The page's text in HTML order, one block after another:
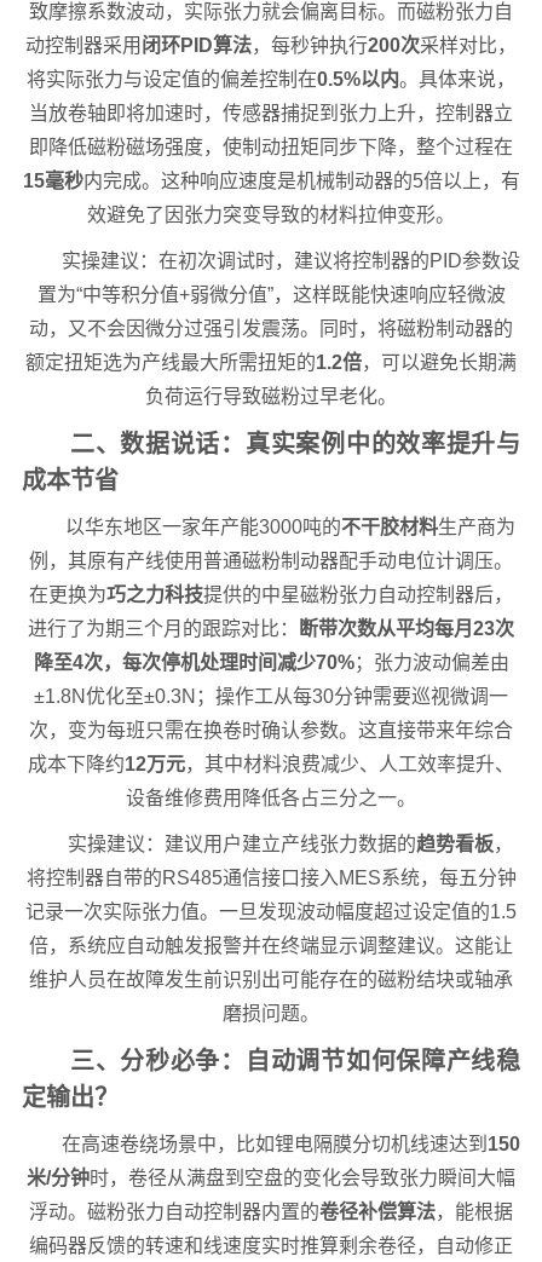
致摩擦系数波动，实际张力就会偏离目标。而磁粉张力自
动控制器采用 闭环PID算法，每秒钟执行200次采样对比，
将实际张力与设定值的偏差控制在0.5%以内。具体来说，
当放卷轴即将加速时，传感器捕捉到张力上升，控制器立
即降低磁粉磁场强度，使制动扭矩同步下降，整个过程在
15毫秒内完成。这种响应速度是机械制动器的5倍以上，有
效避免了因张力突变导致的材料拉伸变形。
实操建议：在初次调试时，建议将控制器的PID参数设
置为“中等积分值+弱微分值”，这样既能快速响应轻微波
动，又不会因微分过强引发震荡。同时，将磁粉制动器的
额定扭矩选为产线最大所需扭矩的1.2倍，可以避免长期满
负荷运行导致磁粉过早老化。
二、数据说话：真实案例中的效率提升与
成本节省
以华东地区一家年产能3000吨的不干胶材料生产商为
例，其原有产线使用普通磁粉制动器配手动电位计调压。
在更换为巧之力科技提供的中星磁粉张力自动控制器后，
进行了为期三个月的跟踪对比：
断带次数从平均每月23次
降至4次，每次停机处理时间减少70%；张力波动偏差由
±1.8N优化至±0.3N；操作工从每30分钟需要巡视微调一
次，变为每班只需在换卷时确认参数。这直接带来年综合
成本下降约12万元，其中材料浪费减少、人工效率提升、
设备维修费用降低各占三分之一。
实操建议：建议用户建立产线张力数据的趋势看板 ，
将控制器自带的RS485通信接口接入MES系统，每五分钟
记录一次实际张力值。一旦发现波动幅度超过设定值的1.5
倍，系统应自动触发报警并在终端显示调整建议。这能让
维护人员在故障发生前识别出可能存在的磁粉结块或轴承
磨损问题。
三、分秒必争：自动调节如何保障产线稳
定输出？
在高速卷绕场景中，比如锂电隔膜分切机线速达到 150
米/分钟时，卷径从满盘到空盘的变化会导致张力瞬间大幅
浮动。磁粉张力自动控制器内置的卷径补偿算法，能根据
编码器反馈的转速和线速度实时推算剩余卷径，自动修正